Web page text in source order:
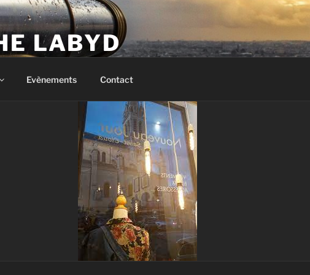
LABYD
Evènements Contact